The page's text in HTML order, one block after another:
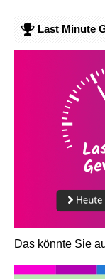
Last Minute
Das könnte Sie